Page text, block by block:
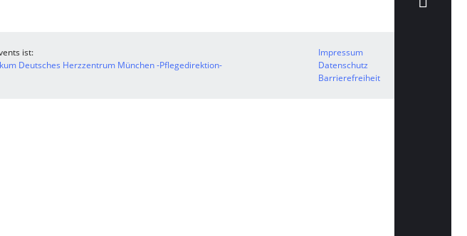
ist:
Deutsches Herzzentrum München -Pflegedirektion-
Impressum
Datenschutz
Barrierefreiheit